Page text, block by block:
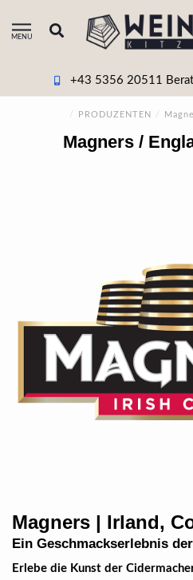
MENU
+43 5356 20511
/ PRODUZENTEN /
Magners /
Magners | Irland,
Ein Geschmackserlebnis
Erlebe die Kunst der